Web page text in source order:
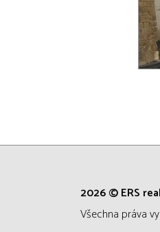
2026 © ERS
všechna práva